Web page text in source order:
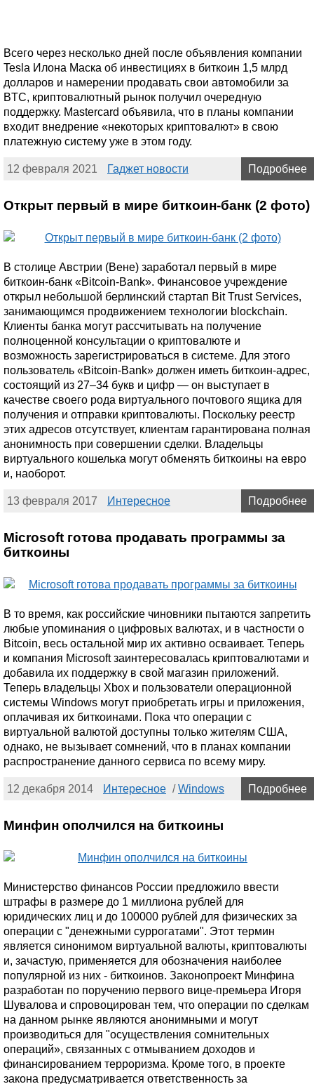
Всего через несколько дней после объявления компании
Tesla Илона Маска об инвестициях в биткоин 1,5 млрд
долларов и намерении продавать свои автомобили за
BTC, криптовалютный рынок получил очередную
поддержку. Mastercard объявила, что в планы компании
входит внедрение «некоторых криптовалют» в свою
платежную систему уже в этом году.
12 февраля 2021 Гаджет новости Подробнее
Открыт первый в мире биткоин-банк (2 фото)
В столице Австрии (Вене) заработал первый в мире
биткоин-банк «Bitcoin-Bank». Финансовое учреждение
открыл небольшой берлинский стартап Bit Trust Services,
занимающимся продвижением технологии blockchain.
Клиенты банка могут рассчитывать на получение
полноценной консультации о криптовалюте и
возможность зарегистрироваться в системе. Для этого
пользователь «Bitcoin-Bank» должен иметь биткоин-адрес,
состоящий из 27–34 букв и цифр — он выступает в
качестве своего рода виртуального почтового ящика для
получения и отправки криптовалюты. Поскольку реестр
этих адресов отсутствует, клиентам гарантирована полная
анонимность при совершении сделки. Владельцы
виртуального кошелька могут обменять биткоины на евро
и, наоборот.
13 февраля 2017 Интересное Подробнее
Microsoft готова продавать программы за
биткоины
В то время, как российские чиновники пытаются запретить
любые упоминания о цифровых валютах, и в частности о
Bitcoin, весь остальной мир их активно осваивает. Теперь
и компания Microsoft заинтересовалась криптовалютами и
добавила их поддержку в свой магазин приложений.
Теперь владельцы Xbox и пользователи операционной
системы Windows могут приобретать игры и приложения,
оплачивая их биткоинами. Пока что операции с
виртуальной валютой доступны только жителям США,
однако, не вызывает сомнений, что в планах компании
распространение данного сервиса по всему миру.
12 декабря 2014 Интересное /Windows Подробнее
Минфин ополчился на биткоины
Министерство финансов России предложило ввести
штрафы в размере до 1 миллиона рублей для
юридических лиц и до 100000 рублей для физических за
операции с "денежными суррогатами". Этот термин
является синонимом виртуальной валюты, криптовалюты
и, зачастую, применяется для обозначения наиболее
популярной из них - биткоинов. Законопроект Минфина
разработан по поручению первого вице-премьера Игоря
Шувалова и спровоцирован тем, что операции по сделкам
на данном рынке являются анонимными и могут
производиться для "осуществления сомнительных
операций», связанных с отмыванием доходов и
финансированием терроризма. Кроме того, в проекте
закона предусматривается ответственность за